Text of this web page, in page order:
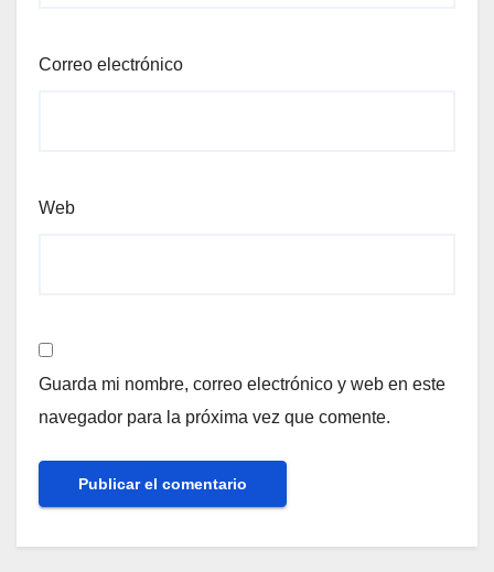
Correo electrónico
Web
Guarda mi nombre, correo electrónico y web en este
navegador para la próxima vez que comente.